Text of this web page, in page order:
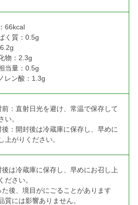
66kcal
く質：0.5g
物：2.3g
当量：0.5g
レン酸：1.3g
前：直射日光を避け、常温で保存して
い。
後：開封後は冷蔵庫に保存し、早めに
上がりください。
後は冷蔵庫に保存し、早めにお召し上
ださい。
た後、境目がにごることがあります
質には影響ありません。